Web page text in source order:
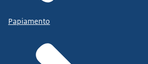
Papiamento